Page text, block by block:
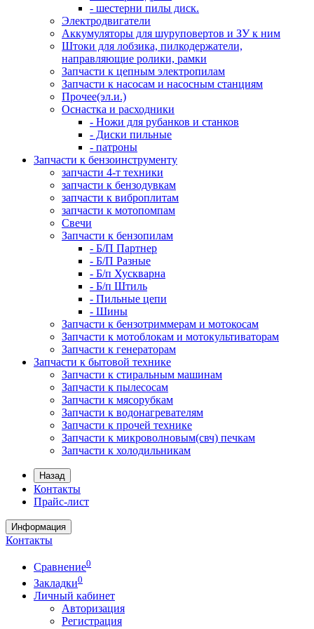
- шестерни пилы диск.
Электродвигатели
Аккумуляторы для шуруповертов и ЗУ к ним
Штоки для лобзика, пилкодержатели,
направляющие ролики, рамки
Запчасти к цепным электропилам
Запчасти к насосам и насосным станциям
Прочее(эл.и.)
Оснастка и расходники
- Ножи для рубанков и станков
- Диски пильные
- патроны
Запчасти к бензоинструменту
запчасти 4-т техники
запчасти к бензодувкам
запчасти к виброплитам
запчасти к мотопомпам
Свечи
Запчасти к бензопилам
- Б/П Партнер
- Б/П Разные
- Б/п Хускварна
- Б/п Штиль
- Пильные цепи
- Шины
Запчасти к бензотриммерам и мотокосам
Запчасти к мотоблокам и мотокультиваторам
Запчасти к генераторам
Запчасти к бытовой технике
Запчасти к стиральным машинам
Запчасти к пылесосам
Запчасти к мясорубкам
Запчасти к водонагревателям
Запчасти к прочей технике
Запчасти к микроволновым(свч) печкам
Запчасти к холодильникам
Назад
Контакты
Прайс-лист
Информация
Контакты
Сравнение0
Закладки0
Личный кабинет
Авторизация
Регистрация